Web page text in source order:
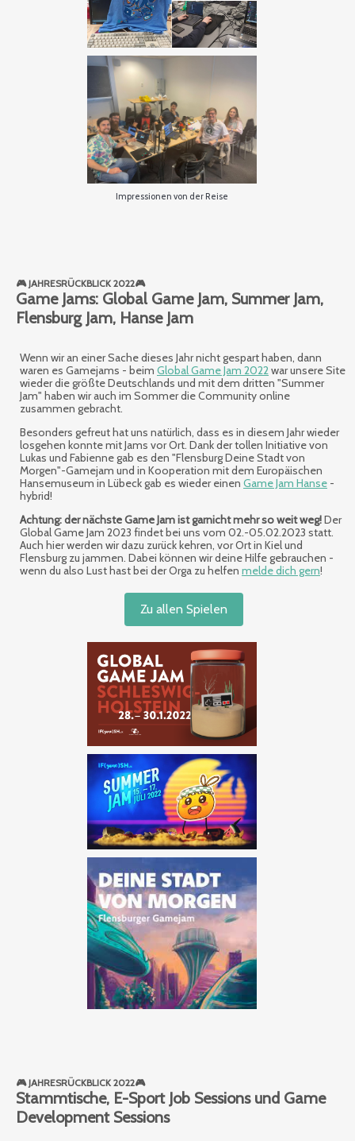
Impressionen von der Reise
🎮 JAHRESRÜCKBLICK 2022🎮
Game Jams: Global Game Jam, Summer Jam,
Flensburg Jam, Hanse Jam
Wenn wir an einer Sache dieses Jahr nicht gespart haben, dann
waren es Gamejams - beim Global Game Jam 2022war unsere Site
wieder die größte Deutschlands und mit dem dritten "Summer
Jam" haben wir auch im Sommer die Community online
zusammen gebracht.
Besonders gefreut hat uns natürlich, dass es in diesem Jahr wieder
losgehen konnte mit Jams vor Ort. Dank der tollen Initiative von
Lukas und Fabienne gab es den "Flensburg Deine Stadt von
Morgen"-Gamejam und in Kooperation mit dem Europäischen
Hansemuseum in Lübeck gab es wieder einen Game Jam Hanse -
hybrid!
Achtung: der nächste Game Jam ist garnicht mehr so weit weg!Der
Global Game Jam 2023 findet bei uns vom 02.-05.02.2023 statt.
Auch hier werden wir dazu zurück kehren, vor Ort in Kiel und
Flensburg zu jammen. Dabei können wir deine Hilfe gebrauchen -
wenn du also Lust hast bei der Orga zu helfen melde dich gern!
Zu allen Spielen
🎮 JAHRESRÜCKBLICK 2022🎮
Stammtische, E-Sport Job Sessions und Game
Development Sessions